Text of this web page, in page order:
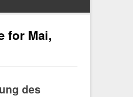
for Mai,
des